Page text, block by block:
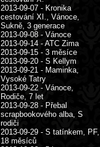
2013-09-07 - Kronika
cestování XI., Vánoce,
Sukně, 3 generace
2013-09-08 - Vánoce
2013-09-14 - ATC Zima
2013-09-15 - 3 měsíce
2013-09-20 - S Kellym
2013-09-21 - Maminka,
Vysoké Tatry
2013-09-22 - Vánoce,
Rodiče, 7 let
2013-09-28 - Přebal
scrapbookového alba, S
rodiči
2013-09-29 - S tatínkem, PF,
18 měsíců